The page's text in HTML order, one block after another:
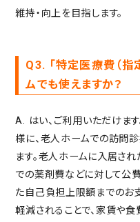
維持・向上を目指します。
Q3. 「特定医療費（指
ムでも使えますか？
A. はい、ご利用いただけま
様に、老人ホームでの訪問
ます。老人ホームに入居さ
での薬剤費などに対して公
た自己負担上限額までのお
軽減されることで、家賃や